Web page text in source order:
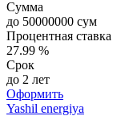
Сумма
до 50000000 сум
Процентная ставка
27.99 %
Срок
до 2 лет
Оформить
Yashil energiya